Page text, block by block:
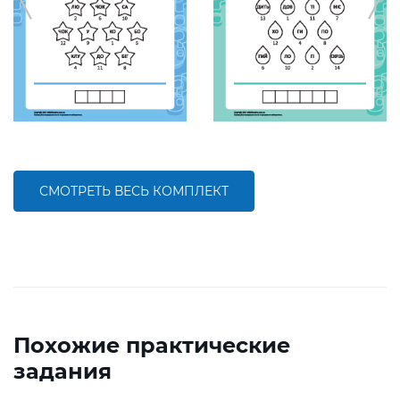
СМОТРЕТЬ ВЕСЬ КОМПЛЕКТ
Похожие практические
задания